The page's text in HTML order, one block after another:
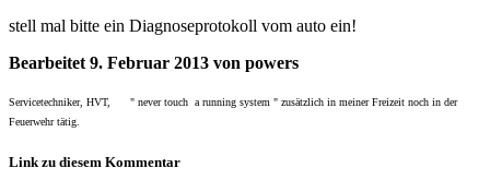
stell mal bitte ein Diagnoseprotokoll vom auto ein!
Bearbeitet 9. Februar 2013 von powers
Servicetechniker, HVT, " never touch a running system " zusätzlich in meiner Freizeit noch in der
Feuerwehr tätig.
Link zu diesem Kommentar